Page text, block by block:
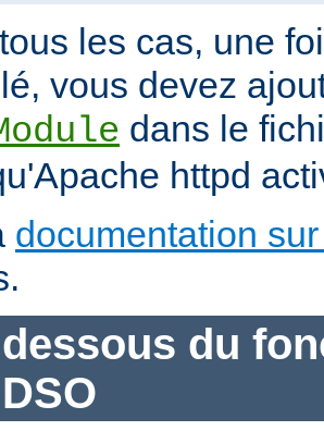
les cas, une
vous devez
dans le
httpd
documentation
du